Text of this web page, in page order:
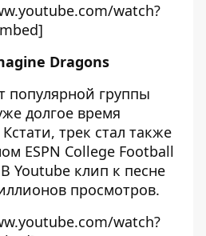
watch?
Dragons
популярной группы
долгое время
трек стал также
ESPN College Football
Youtube клип к песне
просмотров.
watch?